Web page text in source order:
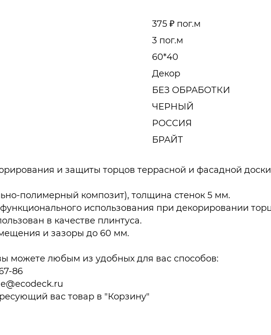
375 ₽ пог.м
3 пог.м
60*40
Декор
БЕЗ ОБРАБОТКИ
ЧЕРНЫЙ
РОССИЯ
БРАЙТ
и защиты торцов террасной и фасадной
полимерный композит), толщина стенок 5 мм.
использования при декорировании
в качестве плинтуса.
и зазоры до 60 мм.
можете любым из удобных для вас способов:
86
вас товар в "Корзину"